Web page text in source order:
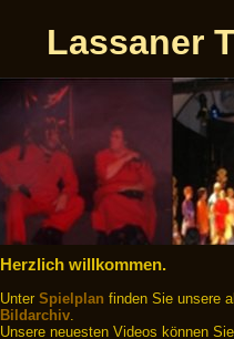
Lassaner
Herzlich willkommen.
Unter Spielplan finden Sie unsere
Bildarchiv.
Unsere neuesten Videos können